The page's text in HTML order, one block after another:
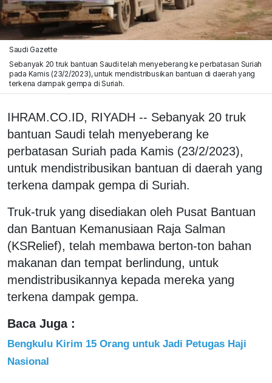
Saudi Gazette
Sebanyak 20 truk bantuan Saudi telah menyeberang ke perbatasan Suriah
pada Kamis (23/2/2023), untuk mendistribusikan bantuan di daerah yang
terkena dampak gempa di Suriah.
IHRAM.CO.ID, RIYADH -- Sebanyak 20 truk
bantuan Saudi telah menyeberang ke
perbatasan Suriah pada Kamis (23/2/2023),
untuk mendistribusikan bantuan di daerah yang
terkena dampak gempa di Suriah.
Truk-truk yang disediakan oleh Pusat Bantuan
dan Bantuan Kemanusiaan Raja Salman
(KSRelief), telah membawa berton-ton bahan
makanan dan tempat berlindung, untuk
mendistribusikannya kepada mereka yang
terkena dampak gempa.
Baca Juga :
Bengkulu Kirim 15 Orang untuk Jadi Petugas Haji
Nasional